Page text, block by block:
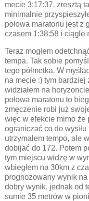
mecie 3:17:37, zresztą
minimalnie
połowa maratonu jest z
czasem 1:38:58 i ciągle
Teraz mogłem
tempa. Tak sobie
tego półmetka. W
na mecie :) tym
widziałem na
połowa maratonu to
zmęczenie robi już
więc w efekcie mimo że
ograniczać co do wysiłu
utrzymałem tempo, ale
dobijać do 172. Potem
tym miejscu widzę w
wbiegłem na 30km z
prognozowany wynik na
dobry wynik, jednak od
sumie 35 metrów w